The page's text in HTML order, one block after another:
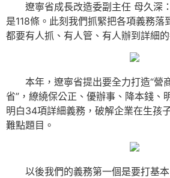
遼寧省成長改造委副主任 母久深
是118條。此刻我們抓緊把各項義務落
都要有人抓、有人管、有人辦到詳細
本年，遼寧省提出要全力打造“營
省”，繚繞保公正、優辦事、降本錢、
明白34項詳細義務，破解企業在生孩
難點題目。
以後我們的義務第一個是要打基